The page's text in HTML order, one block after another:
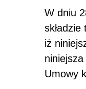
W dniu
iż
Umowy